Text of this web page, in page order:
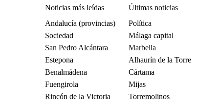
Noticias más leídas
Últimas noticias
Andalucía (provincias)
Política
Sociedad
Málaga capital
San Pedro Alcántara
Marbella
Estepona
Alhaurín de la Torre
Benalmádena
Cártama
Fuengirola
Mijas
Rincón de la Victoria
Torremolinos